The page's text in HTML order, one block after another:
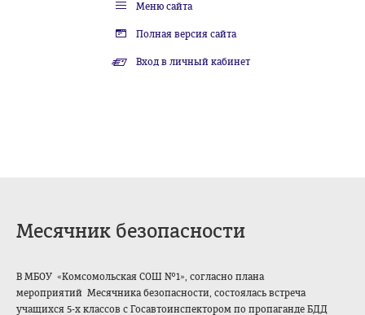
Меню сайта
Полная версия сайта
Вход в личный кабинет
Месячник безопасности
В МБОУ «Комсомольская СОШ №1», согласно плана
мероприятий Месячника безопасности, состоялась встреча
учащихся 5-х классов с Госавтоинспектором по пропаганде БДД